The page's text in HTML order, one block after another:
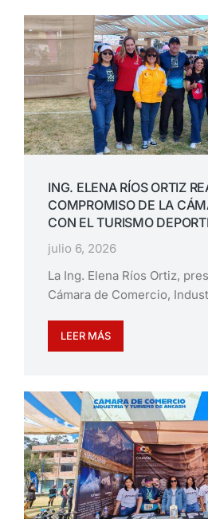
ING. ELENA RÍOS ORTIZ
COMPROMISO DE LA
CON EL TURISMO
julio 6, 2026
La Ing. Elena Ríos Ortiz,
Cámara de Comercio,
LEER MÁS